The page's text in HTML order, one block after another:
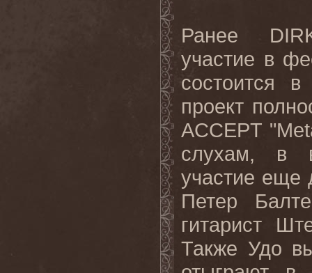
Ранее
участие в
состоится
проект
ACCEPT
слухам, в
участие еще
Петер
гитарист
Также Удо